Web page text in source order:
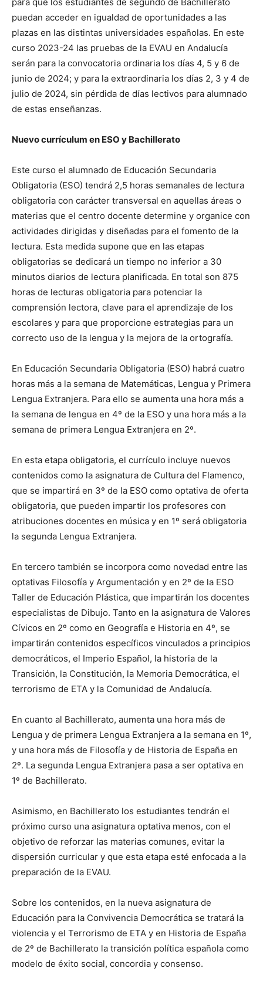
para que los estudiantes de segundo de Bachillerato
puedan acceder en igualdad de oportunidades a las
plazas en las distintas universidades españolas. En este
curso 2023-24 las pruebas de la EVAU en Andalucía
serán para la convocatoria ordinaria los días 4, 5 y 6 de
junio de 2024; y para la extraordinaria los días 2, 3 y 4 de
julio de 2024, sin pérdida de días lectivos para alumnado
de estas enseñanzas.
Nuevo currículum en ESO y Bachillerato
Este curso el alumnado de Educación Secundaria
Obligatoria (ESO) tendrá 2,5 horas semanales de lectura
obligatoria con carácter transversal en aquellas áreas o
materias que el centro docente determine y organice con
actividades dirigidas y diseñadas para el fomento de la
lectura. Esta medida supone que en las etapas
obligatorias se dedicará un tiempo no inferior a 30
minutos diarios de lectura planificada. En total son 875
horas de lecturas obligatoria para potenciar la
comprensión lectora, clave para el aprendizaje de los
escolares y para que proporcione estrategias para un
correcto uso de la lengua y la mejora de la ortografía.
En Educación Secundaria Obligatoria (ESO) habrá cuatro
horas más a la semana de Matemáticas, Lengua y Primera
Lengua Extranjera. Para ello se aumenta una hora más a
la semana de lengua en 4º de la ESO y una hora más a la
semana de primera Lengua Extranjera en 2º.
En esta etapa obligatoria, el currículo incluye nuevos
contenidos como la asignatura de Cultura del Flamenco,
que se impartirá en 3º de la ESO como optativa de oferta
obligatoria, que pueden impartir los profesores con
atribuciones docentes en música y en 1º será obligatoria
la segunda Lengua Extranjera.
En tercero también se incorpora como novedad entre las
optativas Filosofía y Argumentación y en 2º de la ESO
Taller de Educación Plástica, que impartirán los docentes
especialistas de Dibujo. Tanto en la asignatura de Valores
Cívicos en 2º como en Geografía e Historia en 4º, se
impartirán contenidos específicos vinculados a principios
democráticos, el Imperio Español, la historia de la
Transición, la Constitución, la Memoria Democrática, el
terrorismo de ETA y la Comunidad de Andalucía.
En cuanto al Bachillerato, aumenta una hora más de
Lengua y de primera Lengua Extranjera a la semana en 1º,
y una hora más de Filosofía y de Historia de España en
2º. La segunda Lengua Extranjera pasa a ser optativa en
1º de Bachillerato.
Asimismo, en Bachillerato los estudiantes tendrán el
próximo curso una asignatura optativa menos, con el
objetivo de reforzar las materias comunes, evitar la
dispersión curricular y que esta etapa esté enfocada a la
preparación de la EVAU.
Sobre los contenidos, en la nueva asignatura de
Educación para la Convivencia Democrática se tratará la
violencia y el Terrorismo de ETA y en Historia de España
de 2º de Bachillerato la transición política española como
modelo de éxito social, concordia y consenso.